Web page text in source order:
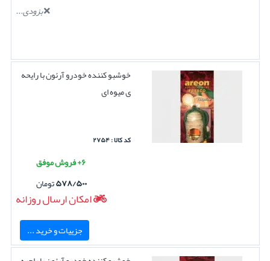
بزودی...
خوشبو کننده خودرو آرئون با رایحه
ی میوه ای
کد کالا : ۲۷۵۴
۶+ فروش موفق
۵۷۸/۵۰۰تومان
امکان ارسال روزانه
جزییات و خرید ...